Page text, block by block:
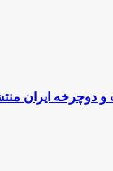
و دوچرخه ایران